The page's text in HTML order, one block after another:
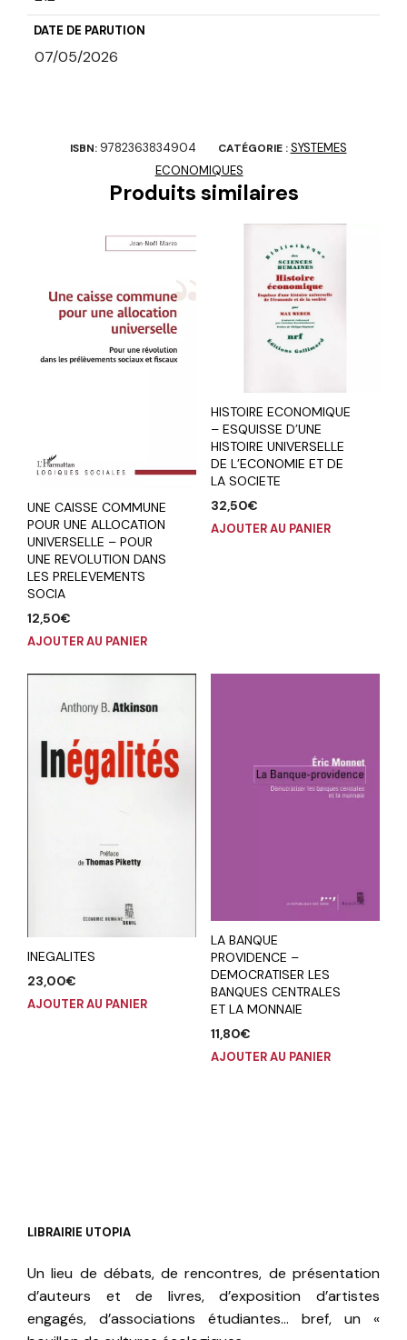
DATE DE PARUTION
07/05/2026
ISBN: 9782363834904 CATÉGORIE :SYSTEMES
ECONOMIQUES
Produits similaires
UNE CAISSE COMMUNE
POUR UNE ALLOCATION
UNIVERSELLE – POUR
UNE REVOLUTION DANS
LES PRELEVEMENTS
SOCIA
12,50€
AJOUTER AU PANIER
HISTOIRE ECONOMIQUE
– ESQUISSE D’UNE
HISTOIRE UNIVERSELLE
DE L’ECONOMIE ET DE
LA SOCIETE
32,50€
AJOUTER AU PANIER
INEGALITES
23,00€
AJOUTER AU PANIER
LA BANQUE
PROVIDENCE –
DEMOCRATISER LES
BANQUES CENTRALES
ET LA MONNAIE
11,80€
AJOUTER AU PANIER
LIBRAIRIE UTOPIA
Un lieu de débats, de rencontres, de présentation
d’auteurs et de livres, d’exposition d’artistes
engagés, d’associations étudiantes… bref, un «